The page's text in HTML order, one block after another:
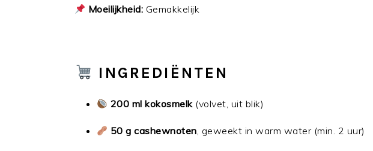
Moeilijkheid: Gemakkelijk
INGREDIËNTEN
200 ml kokosmelk(volvet, uit blik)
50 g cashewnoten, geweekt in warm water (min. 2 uur)